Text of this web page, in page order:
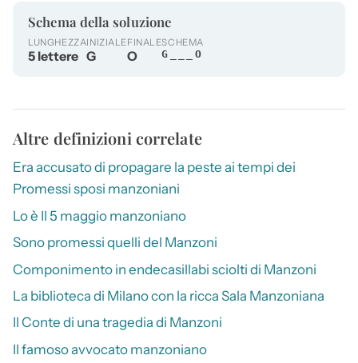
Schema della soluzione
LUNGHEZZA
5 lettere
INIZIALE
G
FINALE
O
SCHEMA
G___O
Altre definizioni correlate
Era accusato di propagare la peste ai tempi dei
Promessi sposi manzoniani
Lo è Il 5 maggio manzoniano
Sono promessi quelli del Manzoni
Componimento in endecasillabi sciolti di Manzoni
La biblioteca di Milano con la ricca Sala Manzoniana
Il Conte di una tragedia di Manzoni
Il famoso avvocato manzoniano